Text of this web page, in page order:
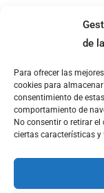
de
Para ofrecer las
cookies para
consentimiento de
comportamiento de
No consentir o retirar
ciertas características y
C/ Sant